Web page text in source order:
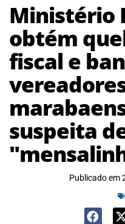
Ministério
obtém
fiscal e
suspeita
Publicado em